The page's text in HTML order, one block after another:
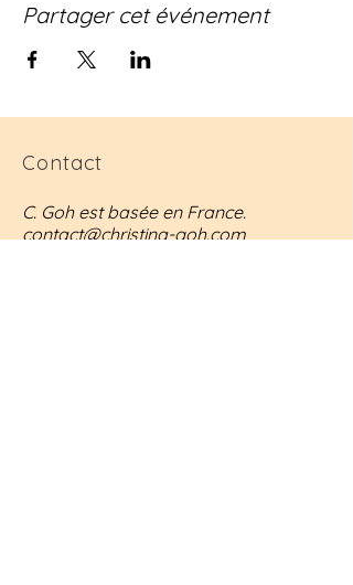
Partager cet événement
Contact
C. Goh est basée en France.
contact@christina-goh.com